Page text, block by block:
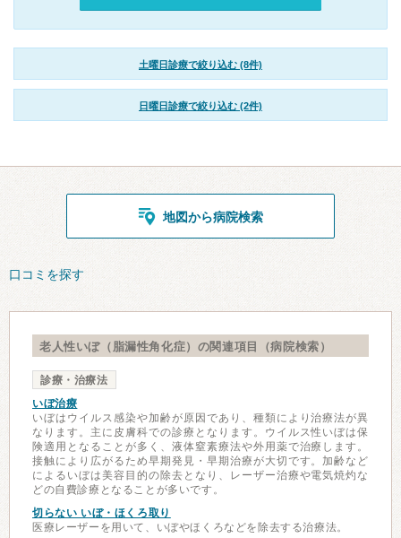
土曜日診療で絞り込む (8件)
日曜日診療で絞り込む (2件)
地図から病院検索
口コミを探す
老人性いぼ（脂漏性角化症）の関連項目（病院検索）
診療・治療法
いぼ治療
いぼはウイルス感染や加齢が原因であり、種類により治療法が異
なります。主に皮膚科での診療となります。ウイルス性いぼは保
険適用となることが多く、液体窒素療法や外用薬で治療します。
接触により広がるため早期発見・早期治療が大切です。加齢など
によるいぼは美容目的の除去となり、レーザー治療や電気焼灼な
どの自費診療となることが多いです。
切らない いぼ・ほくろ取り
医療レーザーを用いて、いぼやほくろなどを除去する治療法。